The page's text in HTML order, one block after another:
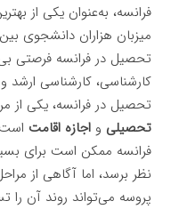
فرانسه، به‌عنوان یکی از
میزبان هزاران دانشجوی
تحصیل در فرانسه فرصتی
کارشناسی، کارشناسی ارشد
تحصیل در فرانسه، یکی از
تحصیلی واجازه اقامت
فرانسه ممکن است برای
نظر برسد، اما آگاهی از
پروسه می‌تواند روند آن را